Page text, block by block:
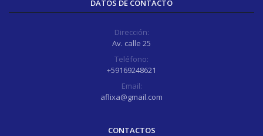
DATOS DE CONTACTO
Dirección:
Av. calle 25
Teléfono:
+59169248621
Email:
aflixa@gmail.com
CONTACTOS